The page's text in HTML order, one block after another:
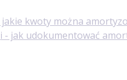
kwoty można
- jak udokumentować